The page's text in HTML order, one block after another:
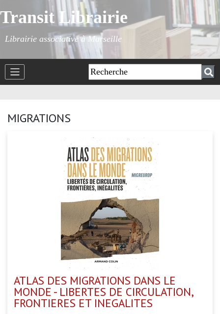
Transit Librairie
Librairie associative à Marseille
MIGRATIONS
ATLAS DES MIGRATIONS DANS LE
MONDE - LIBERTES DE CIRCULATION,
FRONTIERES ET INEGALITES